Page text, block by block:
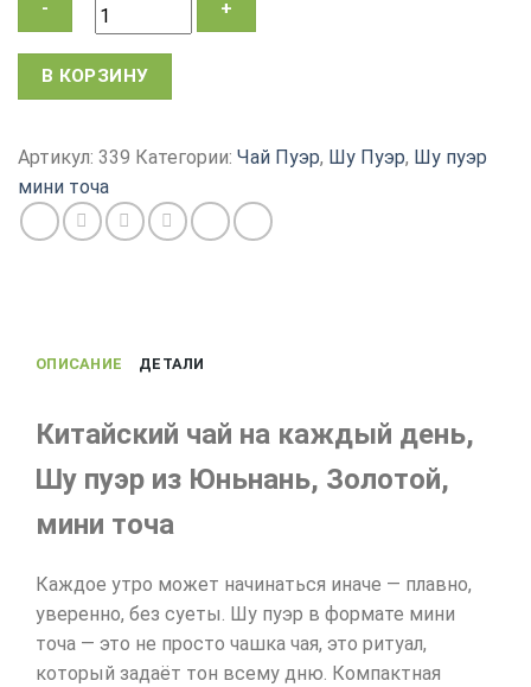
Количество
чай
Пуэр,
Золотой
В КОРЗИНУ
Артикул: 339 Категории: Чай Пуэр, Шу Пуэр, Шу пуэр
мини точа
ОПИСАНИЕ ДЕТАЛИ
Китайский чай на каждый день,
Шу пуэр из Юньнань, Золотой,
мини точа
Каждое утро может начинаться иначе — плавно,
уверенно, без суеты. Шу пуэр в формате мини
точа — это не просто чашка чая, это ритуал,
который задаёт тон всему дню. Компактная